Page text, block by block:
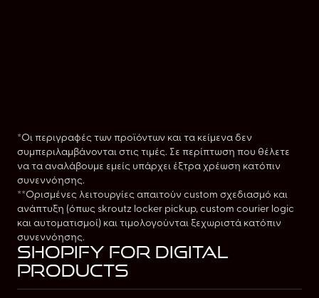
*Οι περιγραφές των προϊόντων και τα κείμενα δεν
συμπεριλαμβάνονται στις τιμές. Σε περίπτωση που θέλετε
να τα αναλάβουμε εμείς υπάρχει έξτρα χρέωση κατόπιν
συνεννόησης.
**Ορισμένες λειτουργίες απαιτούν custom σχεδιασμό και
ανάπτυξη (όπως skroutz locker pickup, custom courier logic
και αυτοματισμοί) και τιμολογούνται ξεχωριστά κατόπιν
συνεννόησης.
Shopify for digital
products